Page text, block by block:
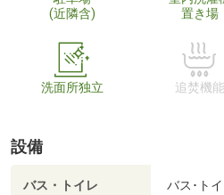
(近隣含)
置き場
洗面所独立 追焚機能
設備
バス・トイレ
バス･ト